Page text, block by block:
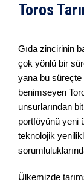
Toros
Gıda zincirinin
çok yönlü bir
yana bu süreçte
benimseyen
unsurlarından
portföyünü yeni
teknolojik
Ülkemizde